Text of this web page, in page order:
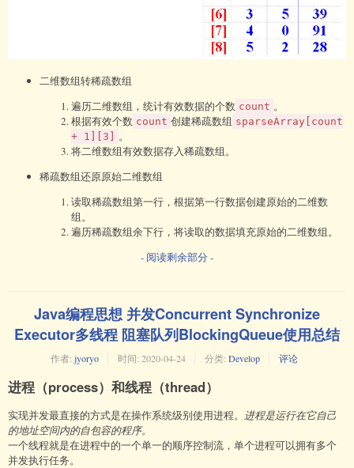
二维数组转稀疏数组
遍历二维数组，统计有效数据的个数 count 。
根据有效个数 count 创建稀疏数组 sparseArray[count
+ 1][3]
。
将二维数组有效数据存入稀疏数组。
稀疏数组还原原始二维数组
读取稀疏数组第一行，根据第一行数据创建原始的二维数
组。
遍历稀疏数组余下行，将读取的数据填充原始的二维数组。
- 阅读剩余部分 -
Java编程思想 并发Concurrent Synchronize
Executor多线程 阻塞队列BlockingQueue使用总结
作者: jyoryo 时间: 2020-04-24 分类: Develop 评论
进程（process）和线程（thread）
实现并发最直接的方式是在操作系统级别使用进程。 进程是运行在它自己
的地址空间内的自包容的程序。
一个线程就是在进程中的一个单一的顺序控制流，单个进程可以拥有多个
并发执行任务。